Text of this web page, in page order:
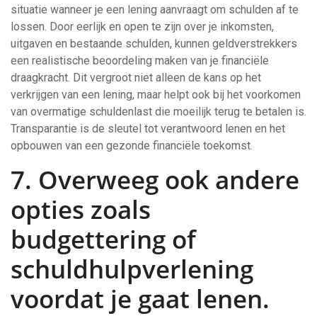
situatie wanneer je een lening aanvraagt om schulden af te
lossen. Door eerlijk en open te zijn over je inkomsten,
uitgaven en bestaande schulden, kunnen geldverstrekkers
een realistische beoordeling maken van je financiële
draagkracht. Dit vergroot niet alleen de kans op het
verkrijgen van een lening, maar helpt ook bij het voorkomen
van overmatige schuldenlast die moeilijk terug te betalen is.
Transparantie is de sleutel tot verantwoord lenen en het
opbouwen van een gezonde financiële toekomst.
7. Overweeg ook andere
opties zoals
budgettering of
schuldhulpverlening
voordat je gaat lenen.